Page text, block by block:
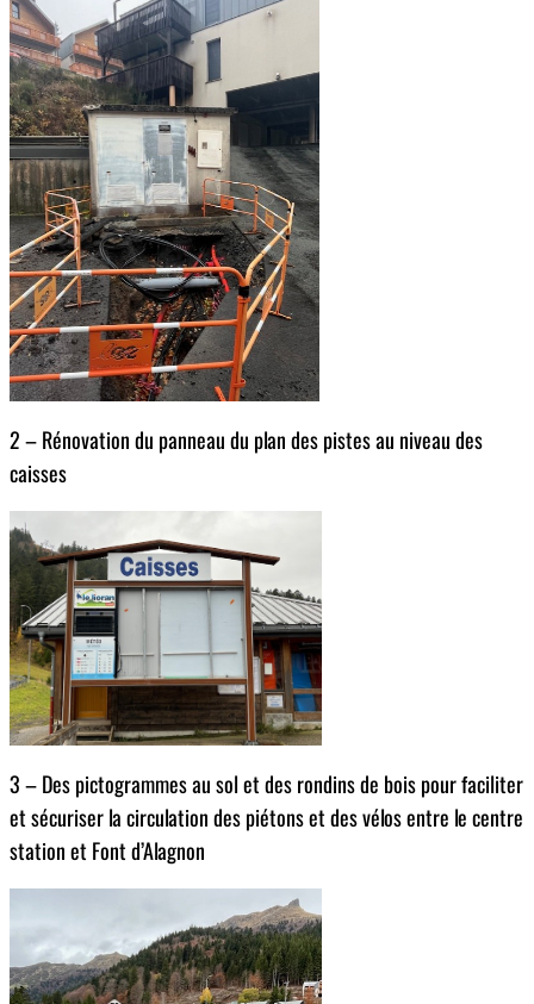
2 – Rénovation du panneau du plan des pistes au niveau des
caisses
3 – Des pictogrammes au sol et des rondins de bois pour faciliter
et sécuriser la circulation des piétons et des vélos entre le centre
station et Font d’Alagnon